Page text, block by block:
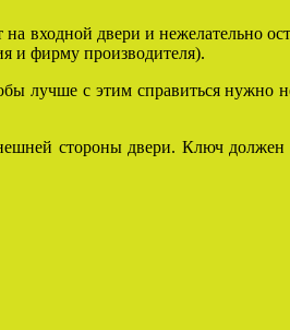
входной двери и нежелательно
и фирму производителя).
лучше с этим справиться нужно
стороны двери. Ключ должен